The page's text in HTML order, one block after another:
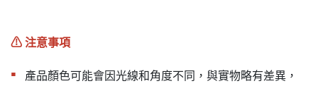
⚠︎ 注意事項
▪︎
產品顏色可能會因光線和角度不同，與實物略有差異，